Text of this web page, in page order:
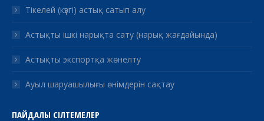
Тікелей (күзгі) астық сатып алу
Астықты ішкі нарықта сату (нарық жағдайында)
Астықты экспортқа жөнелту
Ауыл шаруашылығы өнімдерін сақтау
ПАЙДАЛЫ СІЛТЕМЕЛЕР